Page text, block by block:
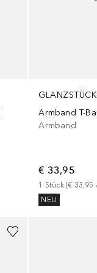
Armband T-
Armband
€ 33,95
1 Stück (€ 33,95
NEU